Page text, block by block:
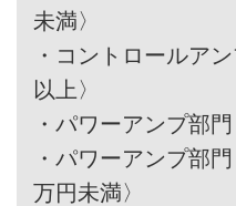
未満〉
・ コントロールア
以上〉
・ パワーアンプ部門
・ パワーアンプ部
万円未満〉